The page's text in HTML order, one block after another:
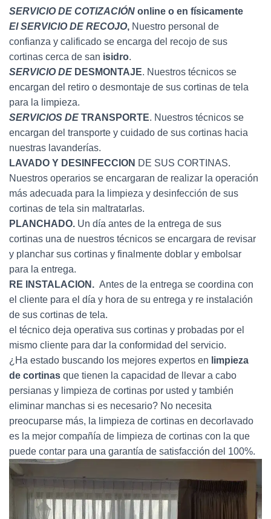
SERVICIO DE COTIZACIÓN online o en físicamente
El SERVICIO DE RECOJO, Nuestro personal de
confianza y calificado se encarga del recojo de sus
cortinas cerca de san isidro.
SERVICIO DE DESMONTAJE. Nuestros técnicos se
encargan del retiro o desmontaje de sus cortinas de tela
para la limpieza.
SERVICIOS DE TRANSPORTE. Nuestros técnicos se
encargan del transporte y cuidado de sus cortinas hacia
nuestras lavanderías.
LAVADO Y DESINFECCION DE SUS CORTINAS.
Nuestros operarios se encargaran de realizar la operación
más adecuada para la limpieza y desinfección de sus
cortinas de tela sin maltratarlas.
PLANCHADO. Un día antes de la entrega de sus
cortinas una de nuestros técnicos se encargara de revisar
y planchar sus cortinas y finalmente doblar y embolsar
para la entrega.
RE INSTALACION. Antes de la entrega se coordina con
el cliente para el día y hora de su entrega y re instalación
de sus cortinas de tela.
el técnico deja operativa sus cortinas y probadas por el
mismo cliente para dar la conformidad del servicio.
¿Ha estado buscando los mejores expertos en limpieza
de cortinas que tienen la capacidad de llevar a cabo
persianas y limpieza de cortinas por usted y también
eliminar manchas si es necesario? No necesita
preocuparse más, la limpieza de cortinas en decorlavado
es la mejor compañía de limpieza de cortinas con la que
puede contar para una garantía de satisfacción del 100%.